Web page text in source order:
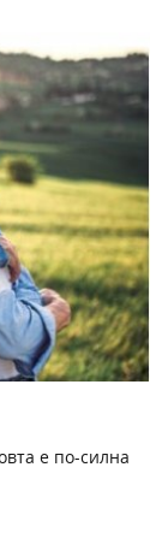
е по-силна